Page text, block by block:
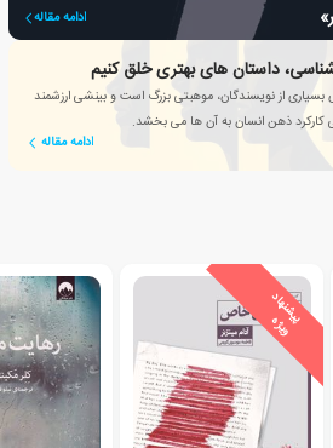
ادامه مقاله
داستان های بهتری خلق کنیم
بسیاری از نویسندگان، موهبتی بزرگ است و بینشی ارزشمند
کارکرد ذهن انسان به آن ها می بخشد.
ادامه مقاله
پ
ی
ش
ن
ه
ا
د
و
ی
ژ
ه